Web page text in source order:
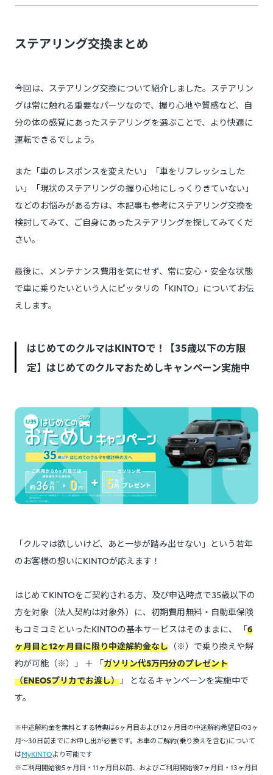
ステアリング交換まとめ
今回は、ステアリング交換について紹介しました。ステアリン
グは常に触れる重要なパーツなので、握り心地や質感など、自
分の体の感覚にあったステアリングを選ぶことで、より快適に
運転できるでしょう。
また「車のレスポンスを変えたい」「車をリフレッシュした
い」「現状のステアリングの握り心地にしっくりきていない」
などのお悩みがある方は、本記事も参考にステアリング交換を
検討してみて、ご自身にあったステアリングを探してみてくだ
さい。
最後に、メンテナンス費用を気にせず、常に安心・安全な状態
で車に乗りたいという人にピッタリの「KINTO」についてお伝
えします。
はじめてのクルマはKINTOで！【35歳以下の方限
定】はじめてのクルマおためしキャンペーン実施中
「クルマは欲しいけど、あと一歩が踏み出せない」という若年
のお客様の想いにKINTOが応えます！
はじめてKINTOをご契約される方、及び申込時点で35歳以下の
方を対象（法人契約は対象外）に、初期費用無料・自動車保険
もコミコミといったKINTOの基本サービスはそのままに、 「6
ヶ月目と12ヶ月目に限り中途解約金なし （※）で乗り換えや解
約が可能（※）」 ＋ 「ガソリン代5万円分のプレゼント
（ENEOSプリカでお渡し） 」 となるキャンペーンを実施中で
す。
※中途解約金を無料とする特典は6ヶ月目および12ヶ月目の中途解約希望日の3ヶ
月～30日前までにお申し出が必要です。お車のご解約(乗り換えを含む)について
はMyKINTOより可能です
※ご利用開始後5ヶ月目・11ヶ月目以前、およびご利用開始後7ヶ月目・13ヶ月目